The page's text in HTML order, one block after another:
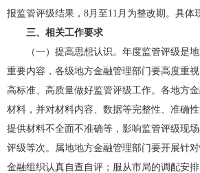
报监管评级结果，8月至11月为整改期。具体
三、相关工作要求
（一）提高思想认识。年度监管评级是
重要内容，各级地方金融管理部门要高度重
高标准、高质量做好监管评级工作。各地方
材料，并对材料内容、数据等完整性、准确性
提供材料不全面不准确等，影响监管评级现
评级等次。属地地方金融管理部门要开展针
金融组织认真自查自评；服从市局的调配安